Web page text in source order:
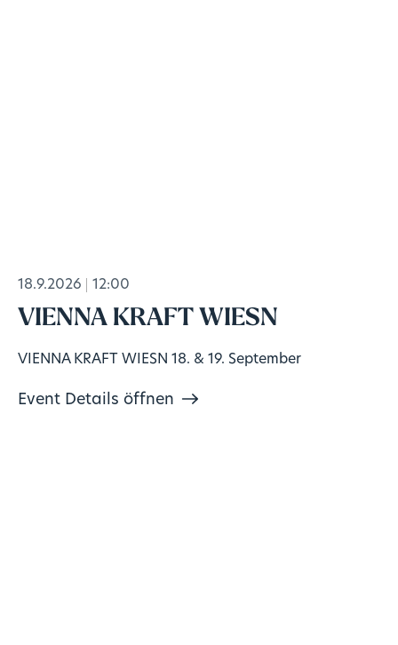
18.9.2026 12:00
VIENNA KRAFT WIESN
VIENNA KRAFT WIESN 18. & 19. September
Event Details öffnen